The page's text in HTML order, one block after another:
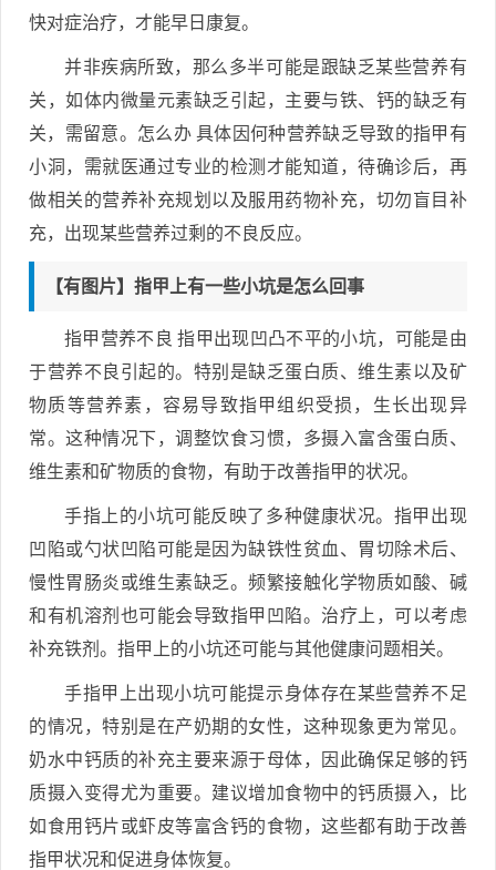
快对症治疗，才能早日康复。
并非疾病所致，那么多半可能是跟缺乏某些营养有
关，如体内微量元素缺乏引起，主要与铁、钙的缺乏有
关，需留意。怎么办 具体因何种营养缺乏导致的指甲有
小洞，需就医通过专业的检测才能知道，待确诊后，再
做相关的营养补充规划以及服用药物补充，切勿盲目补
充，出现某些营养过剩的不良反应。
【有图片】指甲上有一些小坑是怎么回事
指甲营养不良 指甲出现凹凸不平的小坑，可能是由
于营养不良引起的。特别是缺乏蛋白质、维生素以及矿
物质等营养素，容易导致指甲组织受损，生长出现异
常。这种情况下，调整饮食习惯，多摄入富含蛋白质、
维生素和矿物质的食物，有助于改善指甲的状况。
手指上的小坑可能反映了多种健康状况。指甲出现
凹陷或勺状凹陷可能是因为缺铁性贫血、胃切除术后、
慢性胃肠炎或维生素缺乏。频繁接触化学物质如酸、碱
和有机溶剂也可能会导致指甲凹陷。治疗上，可以考虑
补充铁剂。指甲上的小坑还可能与其他健康问题相关。
手指甲上出现小坑可能提示身体存在某些营养不足
的情况，特别是在产奶期的女性，这种现象更为常见。
奶水中钙质的补充主要来源于母体，因此确保足够的钙
质摄入变得尤为重要。建议增加食物中的钙质摄入，比
如食用钙片或虾皮等富含钙的食物，这些都有助于改善
指甲状况和促进身体恢复。